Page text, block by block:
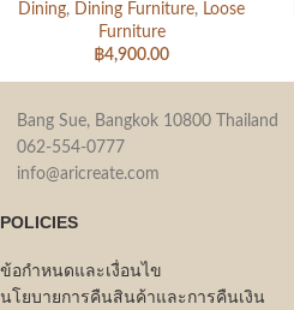
Dining, Dining Furniture, Loose
Furniture
฿4,900.00
Bang Sue, Bangkok 10800 Thailand
062-554-0777
info@aricreate.com
POLICIES
ข้อกำหนดและเงื่อนไข
นโยบายการคืนสินค้าและการคืนเงิน